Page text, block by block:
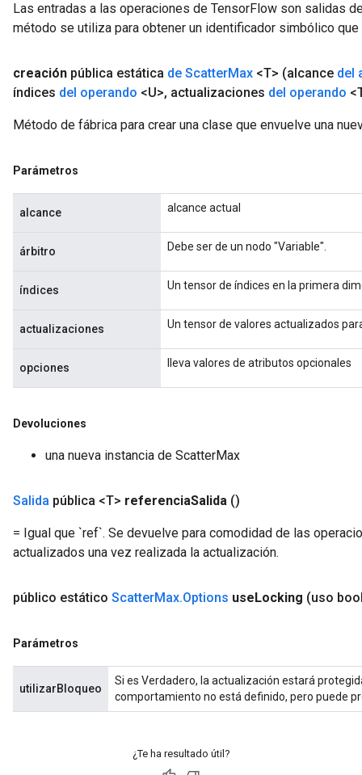
Las entradas a las operaciones de TensorFlow son salidas
método se utiliza para obtener un identificador simbólico
creación pública estática de ScatterMax <T> (alcance del
índices del operando <U>, actualizaciones del operando
Método de fábrica para crear una clase que envuelve una
Parámetros
alcance alcance actual
árbitro Debe ser de un nodo "Variable".
índices Un tensor de índices en la primera
actualizaciones Un tensor de valores actualizados
opciones lleva valores de atributos opcionales
Devoluciones
una nueva instancia de ScatterMax
Salida pública <T> referenciaSalida ()
= Igual que `ref`. Se devuelve para comodidad de las
actualizados una vez realizada la actualización.
público estático ScatterMax.Options use Locking (uso
Parámetros
utilizarBloqueo
Si es Verdadero, la actualización estará
comportamiento no está definido, pero puede
¿Te ha resultado útil?